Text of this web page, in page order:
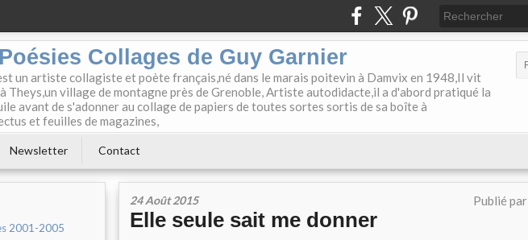
Collages de Guy Garnier
un artiste collagiste et poète français,né dans le marais poitevin à Damvix en 1948,Il vit
Theys,un village de montagne près de Grenoble, Artiste autodidacte,il a d'abord pratiqué la
avant de s'adonner au collage de papiers de toutes sortes sortis de sa boîte à
et feuilles de magazines,
Newsletter Contact
2001-2005
24 Août 2015 Publié par
Elle seule sait me donner